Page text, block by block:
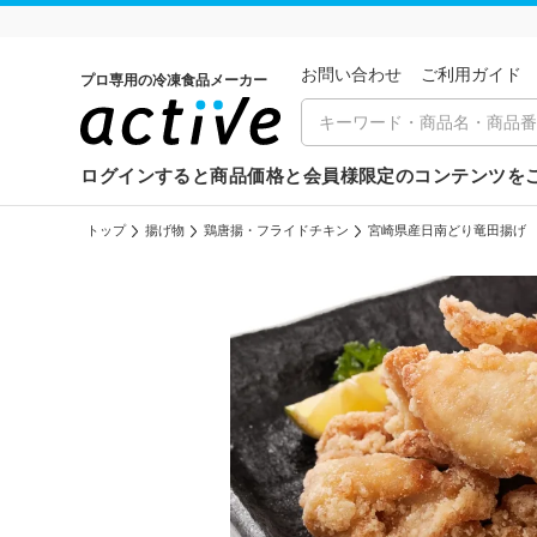
プロ専用の冷凍食品メーカー お問い合わせ ご利⽤ガイド
ログインすると商品価格と会員様限定のコンテンツを
トップ 揚げ物 鶏唐揚・フライドチキン 宮崎県産日南どり竜田揚げ